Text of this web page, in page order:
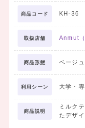
商品コード KH-36
取扱店舗 Anmut（
商品形態 ベージ
利用シーン 大学・
商品説明
ミルク
たデザイ